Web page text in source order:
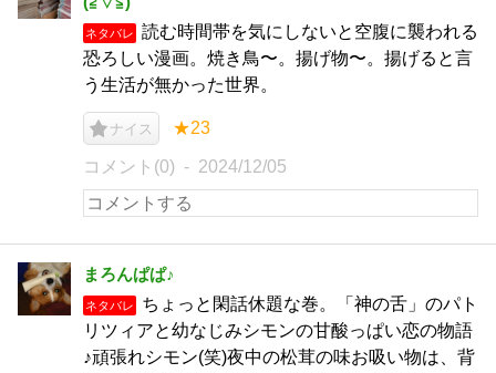
ネタバレ
読む時間帯を気にしないと空腹に襲われる
恐ろしい漫画。焼き鳥〜。揚げ物〜。揚げると言
う生活が無かった世界。
ナイス ★23
コメント(0) 2024/12/05
まろんぱぱ♪
ネタバレ
ちょっと閑話休題な巻。「神の舌」のパト
リツィアと幼なじみシモンの甘酸っぱい恋の物語
♪頑張れシモン(笑)夜中の松茸の味お吸い物は、背